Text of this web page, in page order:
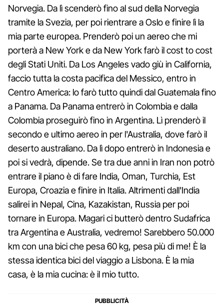
Norvegia. Da lì scenderò fino al sud della Norvegia
tramite la Svezia, per poi rientrare a Oslo e finire lì la
mia parte europea. Prenderò poi un aereo che mi
porterà a New York e da New York farò il cost to cost
degli Stati Uniti. Da Los Angeles vado giù in California,
faccio tutta la costa pacifica del Messico, entro in
Centro America: lo farò tutto quindi dal Guatemala fino
a Panama. Da Panama entrerò in Colombia e dalla
Colombia proseguirò fino in Argentina. Lì prenderò il
secondo e ultimo aereo in per l'Australia, dove farò il
deserto australiano. Da lì dopo entrerò in Indonesia e
poi si vedrà, dipende. Se tra due anni in Iran non potrò
entrare il piano è di fare India, Oman, Turchia, Est
Europa, Croazia e finire in Italia. Altrimenti dall'India
salirei in Nepal, Cina, Kazakistan, Russia per poi
tornare in Europa. Magari ci butterò dentro Sudafrica
tra Argentina e Australia, vedremo! Sarebbero 50.000
km con una bici che pesa 60 kg, pesa più di me! È la
stessa identica bici del viaggio a Lisbona. È la mia
casa, è la mia cucina: è il mio tutto.